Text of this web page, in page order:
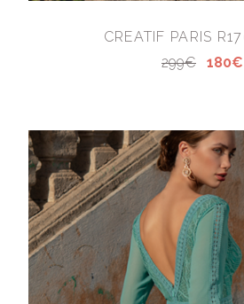
CREATIF PARIS
299€
180€